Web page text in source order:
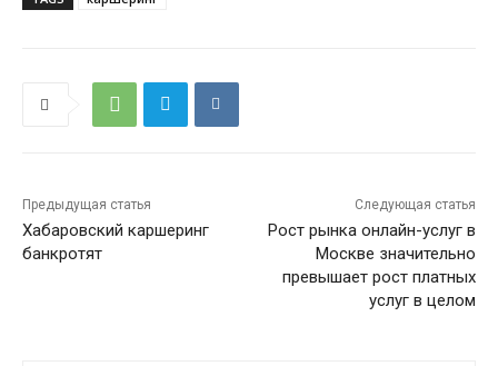
Предыдущая статья
Хабаровский каршеринг
банкротят
Следующая статья
Рост рынка онлайн-услуг в
Москве значительно
превышает рост платных
услуг в целом